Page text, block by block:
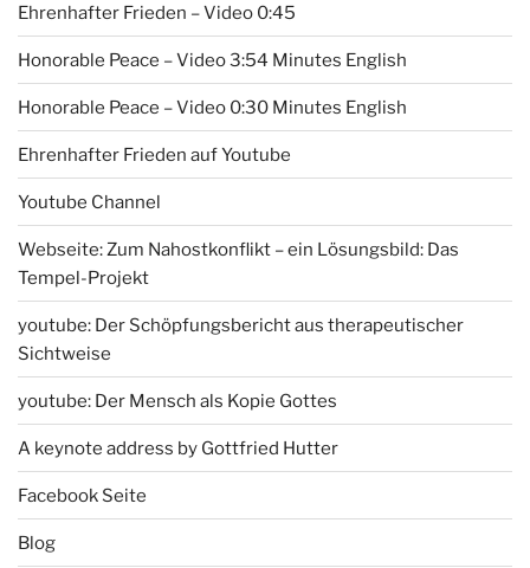
Ehrenhafter Frieden – Video 0:45
Honorable Peace – Video 3:54 Minutes English
Honorable Peace – Video 0:30 Minutes English
Ehrenhafter Frieden auf Youtube
Youtube Channel
Webseite: Zum Nahostkonflikt – ein Lösungsbild: Das
Tempel-Projekt
youtube: Der Schöpfungsbericht aus therapeutischer
Sichtweise
youtube: Der Mensch als Kopie Gottes
A keynote address by Gottfried Hutter
Facebook Seite
Blog